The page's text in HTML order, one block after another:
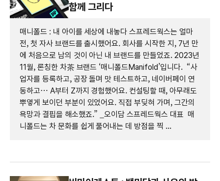
함께 그리다
매니폴드 : 내 아이를 세상에 내놓다 스프레드웍스는 얼마
전, 첫 자사 브랜드를 출시했어요. 회사를 시작한 지, 7년 만
에 처음으로 남의 것이 아닌 내 브랜드를 만들었죠. 2023년
11월, 론칭한 차茶 브랜드 ‘매니폴드Manifold’입니다. “사
업자를 등록하고, 공장 돌며 맛 테스트하고, 네이버페이 연
동하고… A부터 Z까지 경험했어요. 컨설팅할 때, 아무래도
뿌옇게 보이던 부분이 있었어요. 직접 부딪혀 가며, 그간의
욕망과 결핍을 해소했죠.” _오이담 스프레드웍스 대표 매
니폴드는 차 문화를 쉽게 풀어내는 데 방점을 찍 ...